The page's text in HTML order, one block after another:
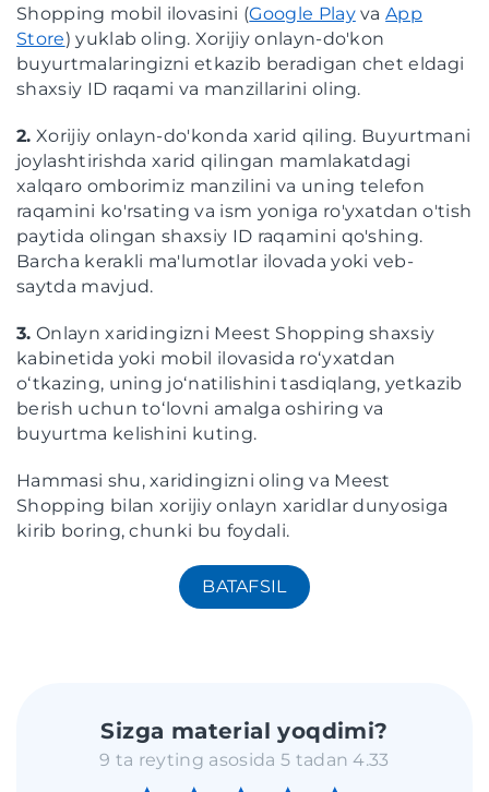
Shopping mobil ilovasini (Google PlayvaApp
Store) yuklab oling. Xorijiy onlayn-do'kon
buyurtmalaringizni etkazib beradigan chet eldagi
shaxsiy ID raqami va manzillarini oling.
2. Xorijiy onlayn-do'konda xarid qiling. Buyurtmani
joylashtirishda xarid qilingan mamlakatdagi
xalqaro omborimiz manzilini va uning telefon
raqamini ko'rsating va ism yoniga ro'yxatdan o'tish
paytida olingan shaxsiy ID raqamini qo'shing.
Barcha kerakli ma'lumotlar ilovada yoki veb-
saytda mavjud.
3. Onlayn xaridingizni Meest Shopping shaxsiy
kabinetida yoki mobil ilovasida roʻyxatdan
oʻtkazing, uning joʻnatilishini tasdiqlang, yetkazib
berish uchun toʻlovni amalga oshiring va
buyurtma kelishini kuting.
Hammasi shu, xaridingizni oling va Meest
Shopping bilan xorijiy onlayn xaridlar dunyosiga
kirib boring, chunki bu foydali.
BATAFSIL
Sizga material yoqdimi?
9 ta reyting asosida 5 tadan 4.33